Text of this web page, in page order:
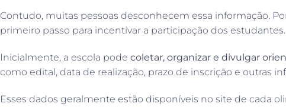
Contudo, muitas pessoas desconhecem essa informação.
primeiro passo para incentivar a participação dos estudantes.
Inicialmente, a escola pode coletar, organizar e divulgar
como edital, data de realização, prazo de inscrição e outras
Esses dados geralmente estão disponíveis no site de cada